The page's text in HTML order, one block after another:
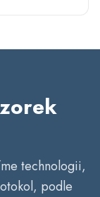
technologii,
podle